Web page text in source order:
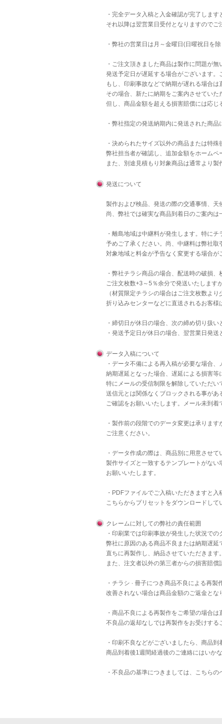
・完全データ入稿と入金確認が完了しま
それ以降は翌営業日受付となりますのでご
・弊社の営業日は月～金曜日(日曜祝日を
・ご注文頂きました商品は製作に問題が
発送予定日が遅延する場合がございます
もし、印刷事故などで納期が遅れる場合
その場合、新たに納期をご案内させてい
但し、商品金額を超える損害賠償には応
・弊社指定の発送納期内に発送された商
・決められたサイズ以外の商品または特
弊社担当者が確認し、追加金額をホーム
また、別途見積もり対象商品は通常より
発送について
製作および検品、発送の際の交通事情、
尚、弊社では確実な商品到着日のご案内
・離島地域は中継料が発生します。特に
予めご了承ください。尚、中継料は弊社
対象地域と料金が予告なく変更する場合が
・弊社チラシ商品の場合、配送時の破損
ご注文枚数+3～5％余分で発送いたします
（材質限定チラシの場合はご注文枚数よ
折り込みセンターなどに直送されるお客
・締切日が休日の場合、次の締め切り扱
・発送予定日が休日の場合、翌営業日発
データ入稿について
・データ不備による再入稿が必要な場合
納期遅延となった場合、遅延による損害
特にメールの受信制限を解除していただ
送信元とは関係なくブロックされる事が
ご確認をお願いいたします。メール未到
・製作前の段階でのデータ変更は承りま
ご注意ください。
・データ作成の際は、商品別に用意させ
製作サイズと一致するテンプレートがない
お願いいたします。
・PDFファイルでご入稿いただきますと
こちらからプリセットをダウンロードし
クレームに対しての弊社の責任範囲
・印刷業では印刷事故が発生した状況で
弊社に原因のある商品不良または納期遅
直ちに再製作し、納品させていただきま
また、注文者以外の第三者からの損害賠
・チラシ · 冊子につき商品不良による再
改善されない場合は商品金額のご返金と
・商品不良による再製作をご希望の場合
不良品の返却なしでは再製作をお受けする
・印刷不良などがございましたら、商品
商品到着後1週間経過後のご連絡にはいか
・不良品の基準につきましては、 こちらの